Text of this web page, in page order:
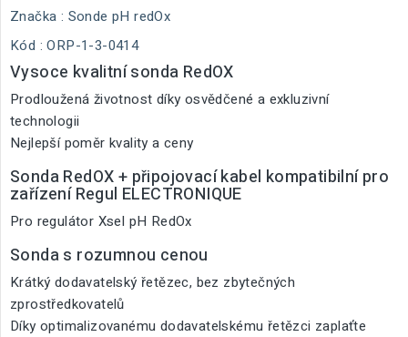
Značka : Sonde pH redOx
Kód : ORP-1-3-0414
Vysoce kvalitní sonda RedOX
Prodloužená životnost díky osvědčené a exkluzivní
technologii
Nejlepší poměr kvality a ceny
Sonda RedOX + připojovací kabel kompatibilní pro
zařízení Regul ELECTRONIQUE
Pro regulátor Xsel pH RedOx
Sonda s rozumnou cenou
Krátký dodavatelský řetězec, bez zbytečných
zprostředkovatelů
Díky optimalizovanému dodavatelskému řetězci zaplaťte